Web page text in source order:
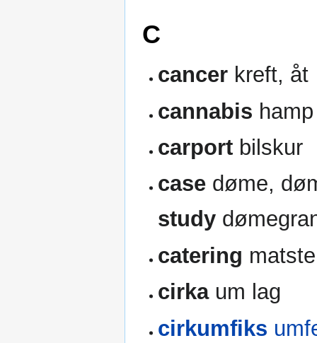
C
cancer kreft, åt
cannabis hamp
carport bilskur
case døme,
study
catering
cirkaum lag
cirkumfiks